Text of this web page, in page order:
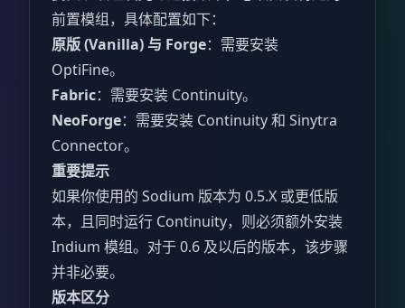
前置模组，具体配置如下：
原版 (Vanilla) 与 Forge：需要安装
OptiFine。
Fabric：需要安装 Continuity。
NeoForge：需要安装 Continuity 和 Sinytra
Connector。
重要提示
如果你使用的 Sodium 版本为 0.5.X 或更低版
本，且同时运行 Continuity，则必须额外安装
Indium 模组。对于 0.6 及以后的版本，该步骤
并非必要。
版本区分